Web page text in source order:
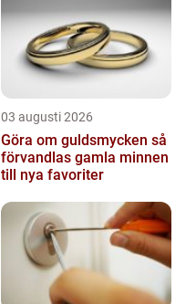
03 augusti 2026
Göra om guldsmycken så
förvandlas gamla minnen
till nya favoriter